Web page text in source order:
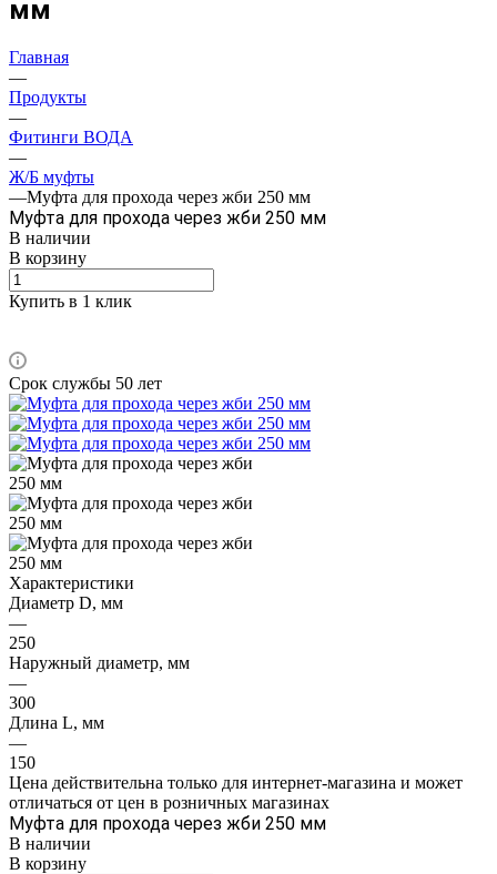
мм
Главная
—
Продукты
—
Фитинги ВОДА
—
Ж/Б муфты
—Муфта для прохода через жби 250 мм
Муфта для прохода через жби 250 мм
В наличии
В корзину
Купить в 1 клик
Срок службы 50 лет
Характеристики
Диаметр D, мм
—
250
Наружный диаметр, мм
—
300
Длина L, мм
—
150
Цена действительна только для интернет-магазина и может
отличаться от цен в розничных магазинах
Муфта для прохода через жби 250 мм
В наличии
В корзину